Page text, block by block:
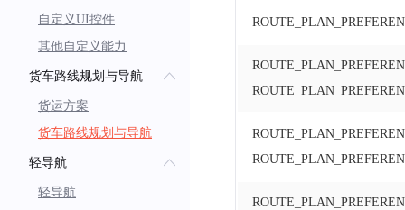
自定义UI控件
其他自定义能力
货车路线规划与导航
货运方案
货车路线规划与导航
轻导航
轻导航